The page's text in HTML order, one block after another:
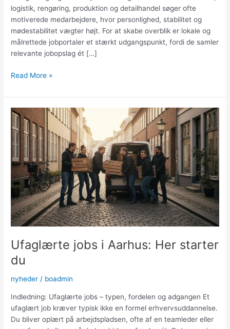
logistik, rengøring, produktion og detailhandel søger ofte
motiverede medarbejdere, hvor personlighed, stabilitet og
mødestabilitet vægter højt. For at skabe overblik er lokale og
målrettede jobportaler et stærkt udgangspunkt, fordi de samler
relevante jobopslag ét […]
Job
Aarhus-
området:
Nye
muligheder
for
ufaglærte
gennem
lokale
portaler
Read More »
Ufaglærte jobs i Aarhus: Her starter
du
nyheder / boadmin
Indledning: Ufaglærte jobs – typen, fordelen og adgangen Et
ufaglært job kræver typisk ikke en formel erhvervsuddannelse.
Du bliver oplært på arbejdspladsen, ofte af en teamleder eller